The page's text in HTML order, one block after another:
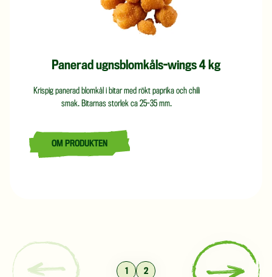
Panerad ugnsblomkåls-wings 4 kg
Krispig panerad blomkål i bitar med rökt paprika och chili
smak. Bitarnas storlek ca 25-35 mm.
LÄS MER OM PANERAD UGNSBLOMKÅLS-WINGS 4 KG
OM PRODUKTEN
1 2